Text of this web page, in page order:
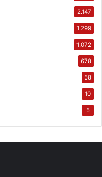
2.147
1.299
1.072
678
58
10
5